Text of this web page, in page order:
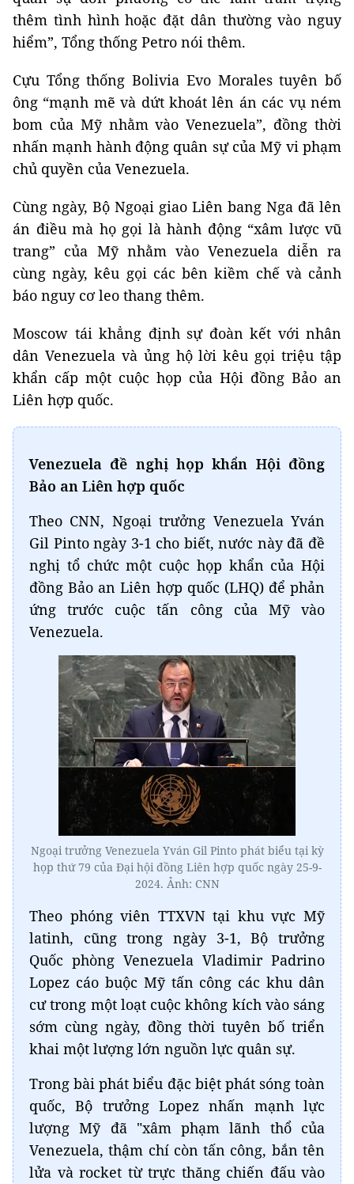
thêm tình hình hoặc đặt dân thường vào nguy
hiểm”, Tổng thống Petro nói thêm.
Cựu Tổng thống Bolivia Evo Morales tuyên bố
ông “mạnh mẽ và dứt khoát lên án các vụ ném
bom của Mỹ nhằm vào Venezuela”, đồng thời
nhấn mạnh hành động quân sự của Mỹ vi phạm
chủ quyền của Venezuela.
Cùng ngày, Bộ Ngoại giao Liên bang Nga đã lên
án điều mà họ gọi là hành động “xâm lược vũ
trang” của Mỹ nhằm vào Venezuela diễn ra
cùng ngày, kêu gọi các bên kiềm chế và cảnh
báo nguy cơ leo thang thêm.
Moscow tái khẳng định sự đoàn kết với nhân
dân Venezuela và ủng hộ lời kêu gọi triệu tập
khẩn cấp một cuộc họp của Hội đồng Bảo an
Liên hợp quốc.
Venezuela đề nghị họp khẩn Hội đồng
Bảo an Liên hợp quốc
Theo CNN, Ngoại trưởng Venezuela Yván
Gil Pinto ngày 3-1 cho biết, nước này đã đề
nghị tổ chức một cuộc họp khẩn của Hội
đồng Bảo an Liên hợp quốc (LHQ) để phản
ứng trước cuộc tấn công của Mỹ vào
Venezuela.
Ngoại trưởng Venezuela Yván Gil Pinto phát biểu tại kỳ
họp thứ 79 của Đại hội đồng Liên hợp quốc ngày 25-9-
2024. Ảnh: CNN
Theo phóng viên TTXVN tại khu vực Mỹ
latinh, cũng trong ngày 3-1, Bộ trưởng
Quốc phòng Venezuela Vladimir Padrino
Lopez cáo buộc Mỹ tấn công các khu dân
cư trong một loạt cuộc không kích vào sáng
sớm cùng ngày, đồng thời tuyên bố triển
khai một lượng lớn nguồn lực quân sự.
Trong bài phát biểu đặc biệt phát sóng toàn
quốc, Bộ trưởng Lopez nhấn mạnh lực
lượng Mỹ đã "xâm phạm lãnh thổ của
Venezuela, thậm chí còn tấn công, bắn tên
lửa và rocket từ trực thăng chiến đấu vào